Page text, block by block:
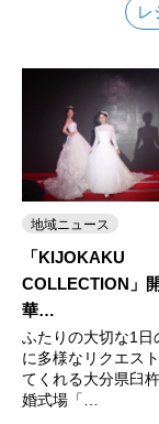
レ
地域ニュース
「KIJOKAKU
COLLECTION」
華…
ふたりの大切な1日
に多様なリクエス
てくれる大分県臼
婚式場「…